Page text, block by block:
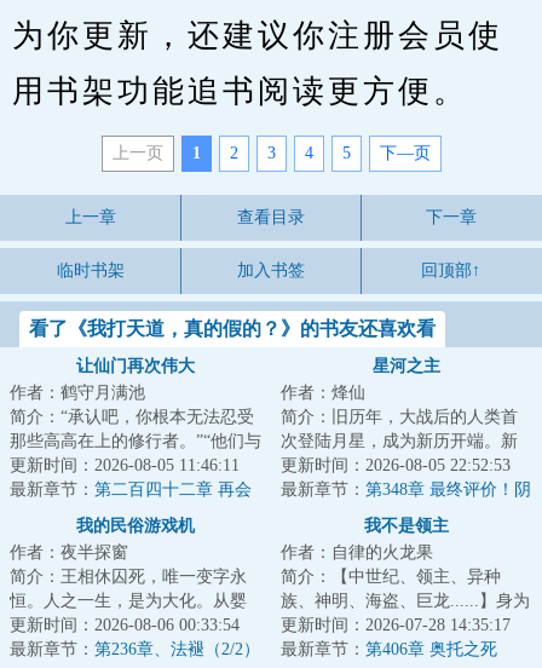
为你更新，还建议你注册会员使
用书架功能追书阅读更方便。
上一页 1 2 3 4 5 下—页
上一章 查看目录 下一章
临时书架 加入书签 回顶部↑
看了《我打天道，真的假的？》的书友还喜欢看
让仙门再次伟大
作者：鹤守月满池
简介：“承认吧，你根本无法忍受
那些高高在上的修行者。”“他们与
我们不同，我们的情感无法共
通，我们的...
更新时间：2026-08-05 11:46:11
最新章节： 第二百四十二章 再会
星河之主
作者：烽仙
简介：旧历年，大战后的人类首
次登陆月星，成为新历开端。新
历年，月星人口超过亿，人类诞
生第一位星空武...
更新时间：2026-08-05 22:52:53
最新章节： 第348章 最终评价！阴
谋【万字求票】
我的民俗游戏机
作者：夜半探窗
简介：王相休囚死，唯一变字永
恒。人之一生，是为大化。从婴
孩，至少壮，到老耄，最后也逃
不开死亡。许峰...
更新时间：2026-08-06 00:33:54
最新章节： 第236章、法褪（2/2）
我不是领主
作者：自律的火龙果
简介：【中世纪、领主、异种
族、神明、海盗、巨龙......】身为
马匪头子，林恩本没有改变这个
时代的义务。...
更新时间：2026-07-28 14:35:17
最新章节： 第406章 奥托之死